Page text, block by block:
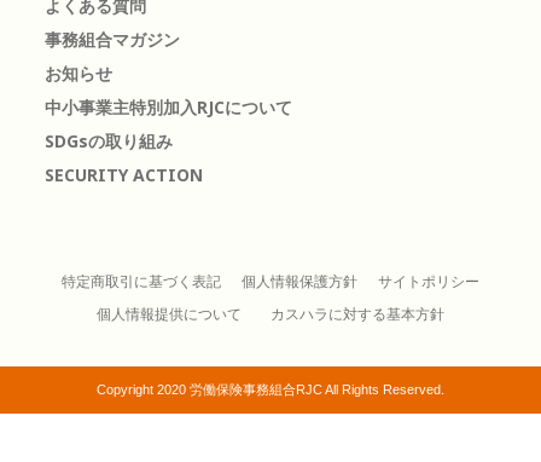
よくある質問
事務組合マガジン
お知らせ
中小事業主特別加入RJCについて
SDGsの取り組み
SECURITY ACTION
特定商取引に基づく表記 個人情報保護方針
サイトポリシー
個人情報提供について
カスハラに対する基本方針
Copyright 2020 労働保険事務組合RJC All Rights Reserved.